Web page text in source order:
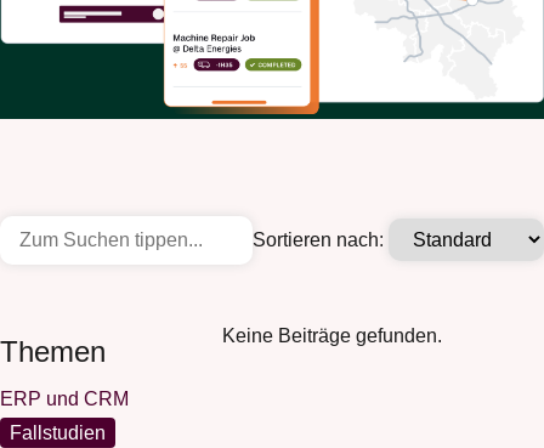
Sortieren nach:
Themen
ERP und CRM
Fallstudien
Keine Beiträge gefunden.